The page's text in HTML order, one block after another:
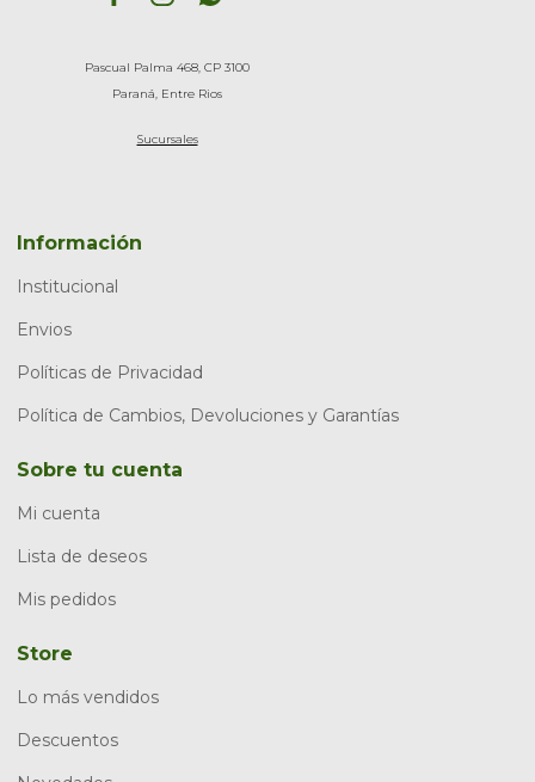
Pascual Palma 468, CP 3100
Paraná, Entre Rios
Sucursales
Información
Institucional
Envios
Políticas de Privacidad
Política de Cambios, Devoluciones y Garantías
Sobre tu cuenta
Mi cuenta
Lista de deseos
Mis pedidos
Store
Lo más vendidos
Descuentos